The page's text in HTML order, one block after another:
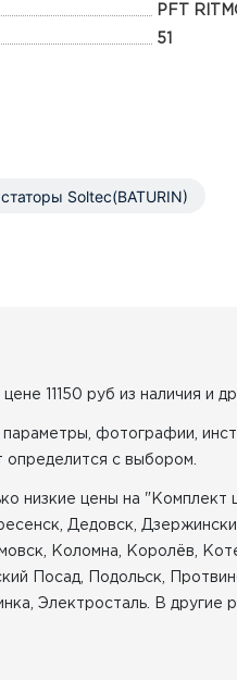
PFT
51
Soltec(BATURIN)
11150 руб из наличия и
фотографии,
с выбором.
низкие цены на
Дедовск,
Коломна, Королёв,
Посад, Подольск,
Электросталь. В другие